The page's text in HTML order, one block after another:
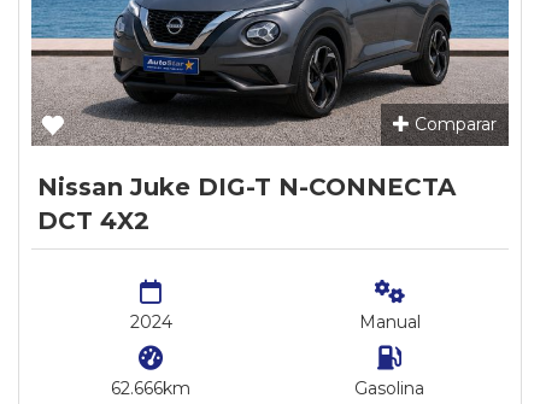
Comparar
Nissan Juke DIG-T N-CONNECTA
DCT 4X2
2024
62.666km
Manual
Gasolina